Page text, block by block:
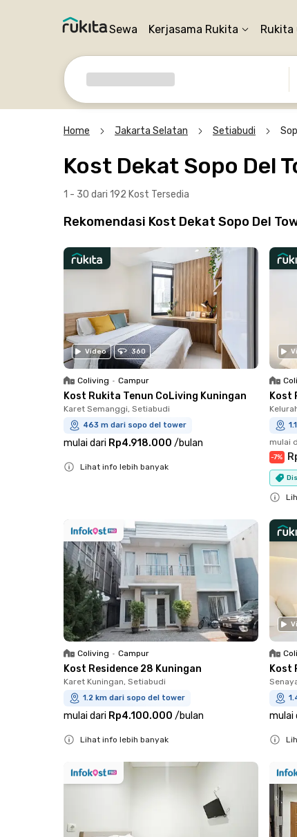
Sewa Kerjasama Rukita Rukita
Home Jakarta Selatan Setiabudi
Kost Dekat Sopo Del
1 - 30 dari 192 Kost Tersedia
Rekomendasi Kost Dekat Sopo Del
Video 360
Coliving • Campur
Kost Rukita Tenun CoLiving Kuningan
Karet Semanggi, Setiabudi
463 m dari sopo del tower
mulai dari Rp4.918.000 /bulan
Lihat info lebih banyak
Kost
mulai
-7%
Coliving • Campur
Kost Residence 28 Kuningan
Karet Kuningan, Setiabudi
1.2 km dari sopo del tower
mulai dari Rp4.100.000 /bulan
Lihat info lebih banyak
Kost
mulai